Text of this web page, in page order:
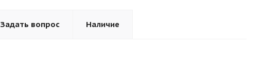
Задать вопрос Наличие